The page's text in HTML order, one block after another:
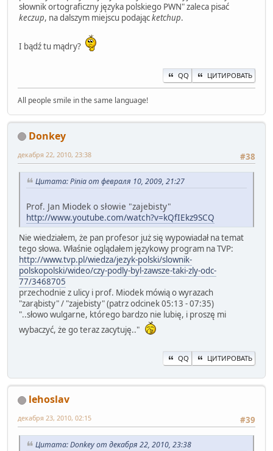
słownik ortograficzny języka polskiego PWN" zaleca pisać
keczup, na dalszym miejscu podającketchup.
I bądź tu mądry?
QQ ЦИТИРОВАТЬ
All people smile in the same language!
Donkey
#38
декабря 22, 2010, 23:38
Цитата: Pinia от февраля 10, 2009, 21:27
Prof. Jan Miodek o słowie "zajebisty"
http://www.youtube.com/watch?v=kQfIEkz9SCQ
Nie wiedziałem, że pan profesor już się wypowiadał na temat
tego słowa. Właśnie oglądałem językowy program na TVP:
http://www.tvp.pl/wiedza/jezyk-polski/slownik-
polskopolski/wideo/czy-podly-byl-zawsze-taki-zly-odc-
77/3468705
przechodnie z ulicy i prof. Miodek mówią o wyrazach
"zarąbisty" / "zajebisty" (patrz odcinek 05:13 - 07:35)
"..słowo wulgarne, którego bardzo nie lubię, i proszę mi
wybaczyć, że go teraz zacytuję.."
QQ ЦИТИРОВАТЬ
lehoslav
#39
декабря 23, 2010, 02:15
Цитата: Donkey от декабря 22, 2010, 23:38